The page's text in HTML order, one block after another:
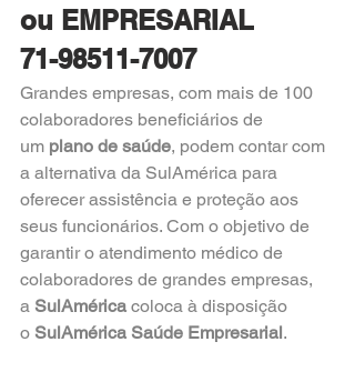
ou EMPRESARIAL
71-98511-7007
Grandes empresas, com mais de 100
colaboradores beneficiários de
um plano de saúde, podem contar com
a alternativa da SulAmérica para
oferecer assistência e proteção aos
seus funcionários. Com o objetivo de
garantir o atendimento médico de
colaboradores de grandes empresas,
a SulAmérica coloca à disposição
o SulAmérica Saúde Empresarial.